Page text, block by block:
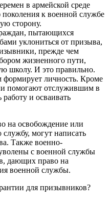
в армейской среде
к военной службе
сторону.
пытающихся
уклониться от призыва,
прежде чем
жизненного пути,
школу. И это правильно.
формирует личность. Кроме
помогают отслужившим в
и осваивать
на освобождение или
могут написать
Также военно-
с военной службы
дающих право на
военной службы.
для призывников?